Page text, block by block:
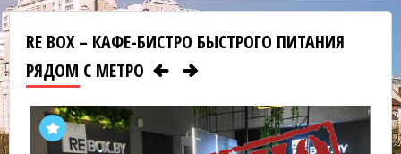
RE BOX – КАФЕ-БИСТРО БЫСТРОГО ПИТАНИЯ
РЯДОМ С МЕТРО